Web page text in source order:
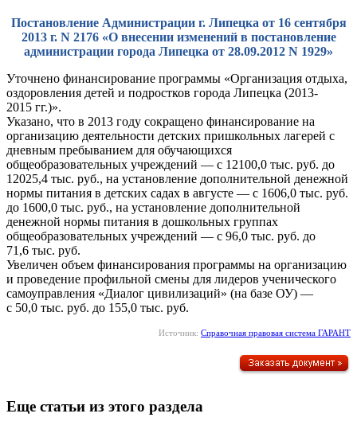
Постановление Администрации г. Липецка от 16 сентября
2013 г. N 2176 «О внесении изменений в постановление
администрации города Липецка от 28.09.2012 N 1929»
Уточнено финансирование программы «Организация отдыха,
оздоровления детей и подростков города Липецка (2013-
2015 гг.)».
Указано, что в 2013 году сокращено финансирование на
организацию деятельности детских пришкольных лагерей с
дневным пребыванием для обучающихся
общеобразовательных учреждений — с 12100,0 тыс. руб. до
12025,4 тыс. руб., на установление дополнительной денежной
нормы питания в детских садах в августе — с 1606,0 тыс. руб.
до 1600,0 тыс. руб., на установление дополнительной
денежной нормы питания в дошкольных группах
общеобразовательных учреждений — с 96,0 тыс. руб. до
71,6 тыс. руб.
Увеличен объем финансирования программы на организацию
и проведение профильной смены для лидеров ученического
самоуправления «Диалог цивилизаций» (на базе ОУ) —
с 50,0 тыс. руб. до 155,0 тыс. руб.
Источник: Справочная правовая система ГАРАНТ
Еще статьи из этого раздела